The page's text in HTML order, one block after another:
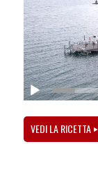
VEDI LA RICETTA